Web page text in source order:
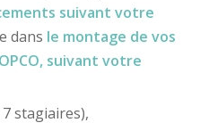
suivant votre
dans le montage de vos
, suivant votre
stagiaires),